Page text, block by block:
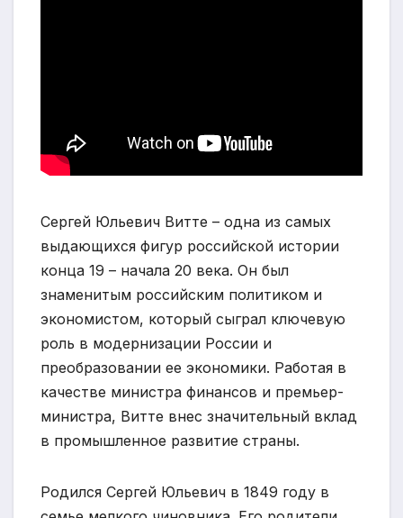
Сергей Юльевич Витте – одна из самых
выдающихся фигур российской истории
конца 19 – начала 20 века. Он был
знаменитым российским политиком и
экономистом, который сыграл ключевую
роль в модернизации России и
преобразовании ее экономики. Работая в
качестве министра финансов и премьер-
министра, Витте внес значительный вклад
в промышленное развитие страны.
Родился Сергей Юльевич в 1849 году в